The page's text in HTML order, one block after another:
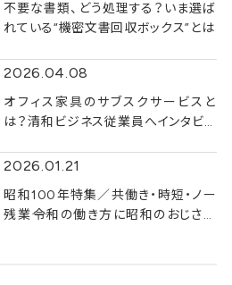
不要な書類、どう処理する？いま選ば
れている“機密文書回収ボックス”とは
2026.04.08
オフィス家具のサブスクサービスと
は？清和ビジネス従業員へインタビュ
2026.01.21
昭和100年特集／共働き・時短・ノー
残業――令和の働き方に昭和のおじさん